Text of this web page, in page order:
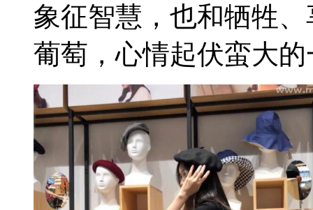
象征智慧，也和牺牲
葡萄，心情起伏蛮大